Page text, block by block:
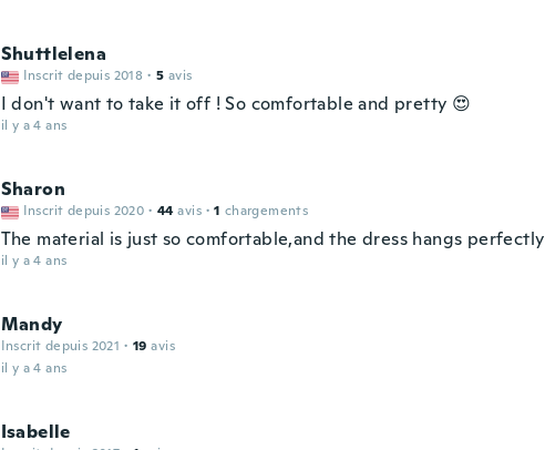
Shuttlelena
Inscrit depuis 2018 · 5 avis
I don't want to take it off ! So comfortable and pretty 😍
il y a 4 ans
Sharon
Inscrit depuis 2020 · 44 avis · 1 chargements
The material is just so comfortable,and the dress hangs perfectly
il y a 4 ans
Mandy
Inscrit depuis 2021 · 19 avis
il y a 4 ans
Isabelle